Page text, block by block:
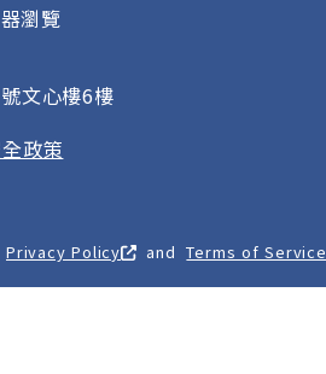
瀏覽
文心樓6樓
政策
Privacy Policy and Terms of Service